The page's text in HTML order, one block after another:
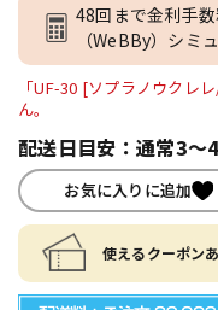
48回まで金利手
（WeBBy）シミ
「UF-30 [ソプラノウクレ
ん。
配送日目安：通常3～
お気に入りに追加
使えるクーポン